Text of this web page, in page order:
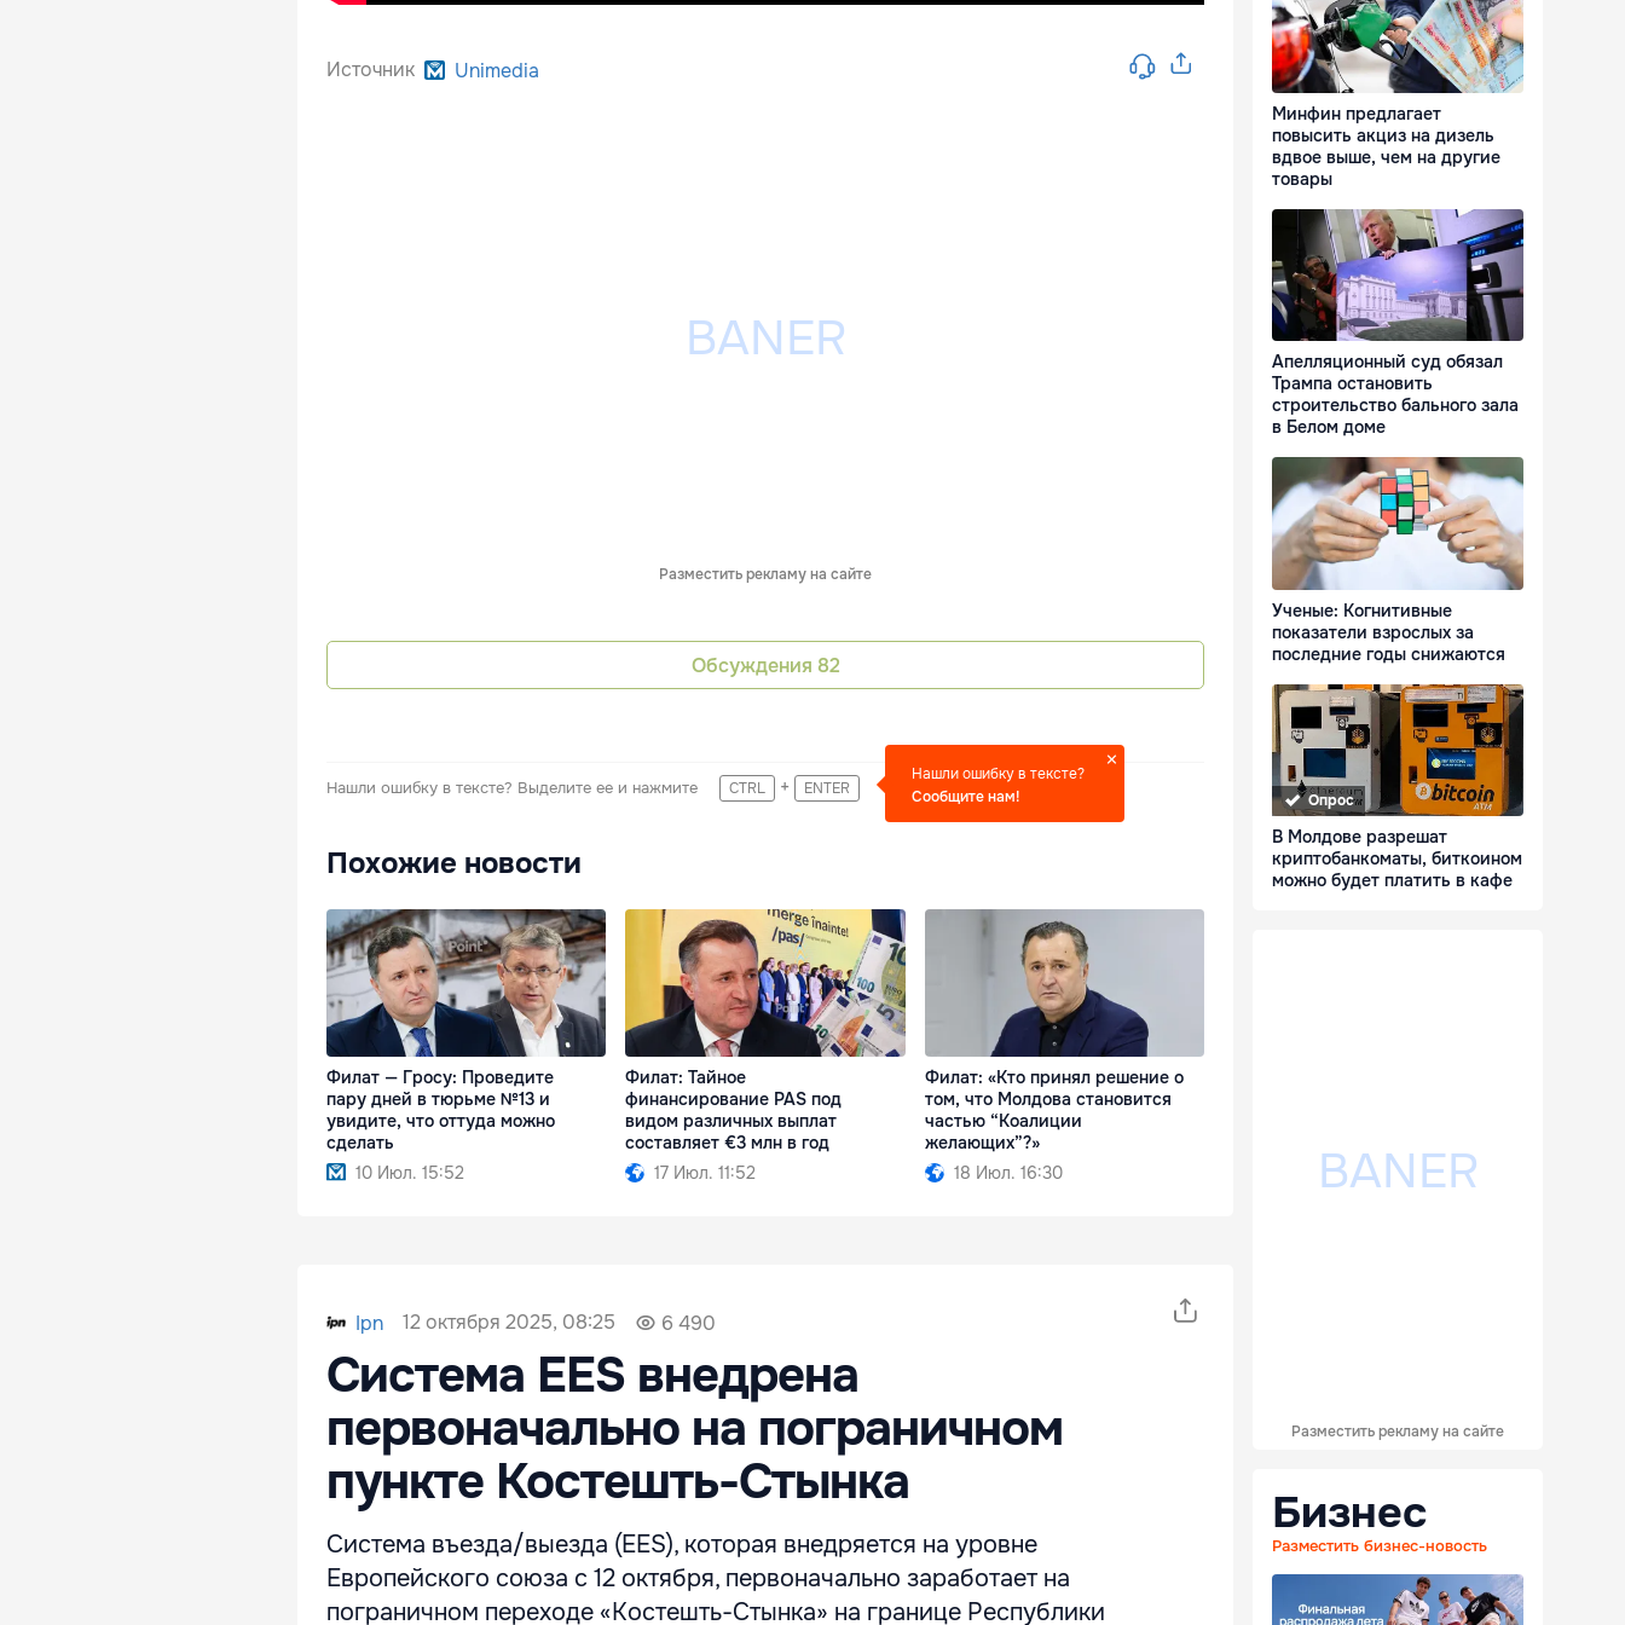
Источник Unimedia
Разместить рекламу на сайте
Обсуждения 82
Нашли ошибку в тексте? Выделите ее и нажмите CTRL + ENTER
Нашли ошибку в тексте?
Сообщите нам!
Похожие новости
Филат — Гросу: Проведите
пару дней в тюрьме №13 и
увидите, что оттуда можно
сделать
10 Июл. 15:52
Филат: Тайное
финансирование PAS под
видом различных выплат
составляет €3 млн в год
17 Июл. 11:52
Филат: «Кто принял решение о
том, что Молдова становится
частью “Коалиции
желающих”?»
18 Июл. 16:30
Ipn 12 октября 2025, 08:25 6 490
Система EES внедрена
первоначально на пограничном
пункте Костешть-Стынка
Система въезда/выезда (EES), которая внедряется на уровне
Европейского союза с 12 октября, первоначально заработает на
пограничном переходе «Костешть-Стынка» на границе Республики
Минфин предлагает
повысить акциз на дизель
вдвое выше, чем на другие
товары
Апелляционный суд обязал
Трампа остановить
строительство бального зала
в Белом доме
Ученые: Когнитивные
показатели взрослых за
последние годы снижаются
Опрос
В Молдове разрешат
криптобанкоматы, биткоином
можно будет платить в кафе
Разместить рекламу на сайте
Бизнес
Разместить бизнес-новость